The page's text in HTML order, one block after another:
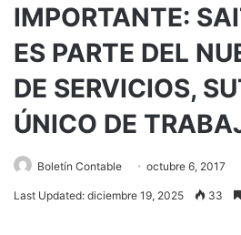
IMPORTANTE:
ES PARTE DEL
DE SERVICIOS,
ÚNICO DE
Boletín Contable octubre 6, 2017
Last Updated: diciembre 19, 2025 33